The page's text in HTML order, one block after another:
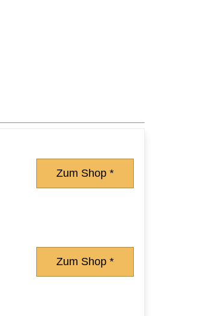
Zum Shop *
Zum Shop *